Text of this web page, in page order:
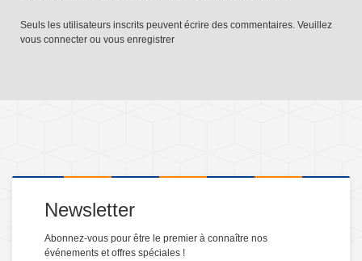
Seuls les utilisateurs inscrits peuvent écrire des commentaires. Veuillez
vous connecter ou vous enregistrer
Newsletter
Abonnez-vous pour être le premier à connaître nos
événements et offres spéciales !